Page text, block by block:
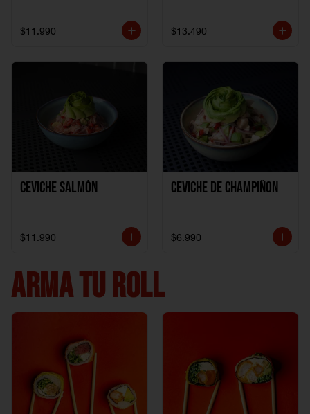
$11.990 $13.490
Ceviche Salmón
$11.990
Ceviche de Champiñon
$6.990
ARMA TU ROLL